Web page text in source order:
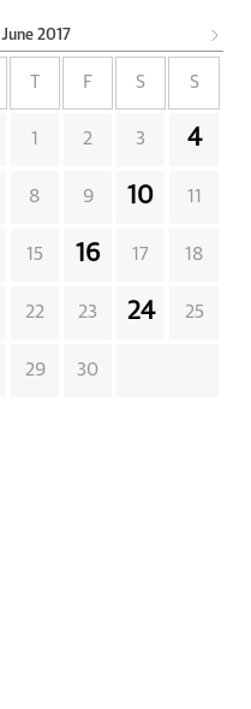
June 2017
F S S
1 2 3 4
8 9 10 11
15 16 17 18
22 23 24 25
29 30